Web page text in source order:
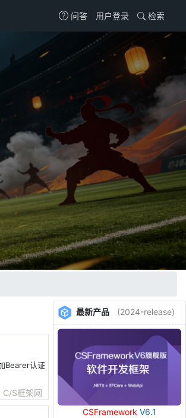
问答 用户登录 检索
Bearer认证
C/S框架网
最新产品 (2024-release)
CSFramework V6.1